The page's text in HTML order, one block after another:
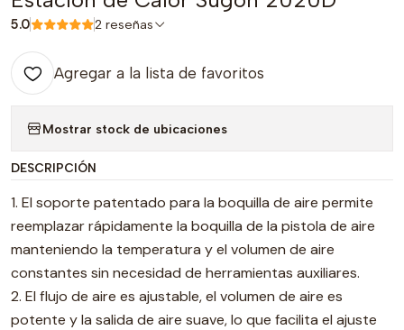
5.0 2 reseñas
Agregar a la lista de favoritos
Mostrar stock de ubicaciones
DESCRIPCIÓN
1. El soporte patentado para la boquilla de aire permite
reemplazar rápidamente la boquilla de la pistola de aire
manteniendo la temperatura y el volumen de aire
constantes sin necesidad de herramientas auxiliares.
2. El flujo de aire es ajustable, el volumen de aire es
potente y la salida de aire suave, lo que facilita el ajuste